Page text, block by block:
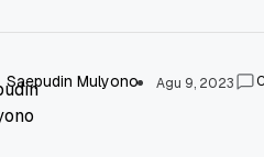
Saepudin Mulyono Agu 9, 2023